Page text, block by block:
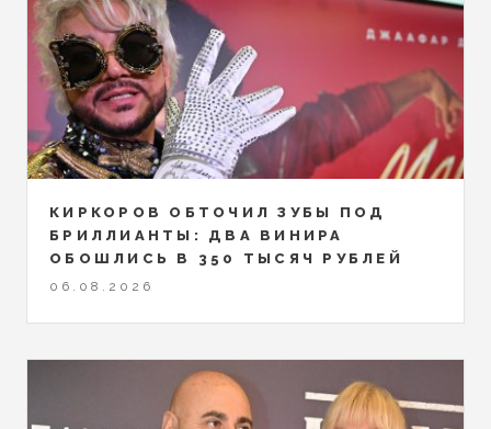
КИРКОРОВ ОБТОЧИЛ ЗУБЫ ПОД
БРИЛЛИАНТЫ: ДВА ВИНИРА
ОБОШЛИСЬ В 350 ТЫСЯЧ РУБЛЕЙ
06.08.2026